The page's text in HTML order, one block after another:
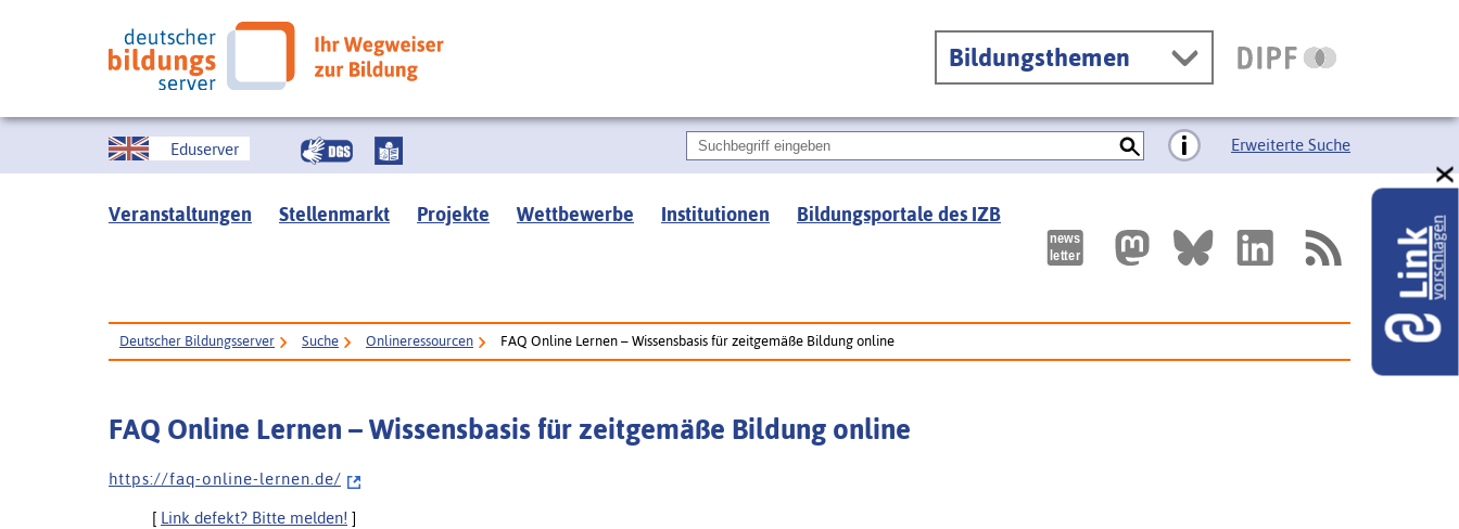
Bildungsthemen
Eduserver Erweiterte Suche
Veranstaltungen Stellenmarkt Projekte Wettbewerbe Institutionen Bildungsportale des IZB
Deutscher Bildungsserver Suche Onlineressourcen FAQ Online Lernen – Wissensbasis für zeitgemäße Bildung online
FAQ Online Lernen – Wissensbasis für zeitgemäße Bildung online
h t t p s : / / f a q - o n l i n e - l e r n e n . d e /
[ Link defekt? Bitte melden! ]
Linkvorschlagen